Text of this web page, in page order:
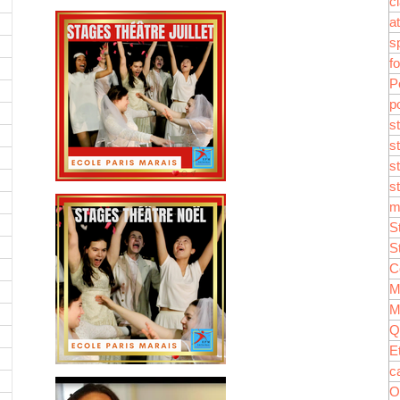
Stage Théâtre ado en
Tu as le désir de